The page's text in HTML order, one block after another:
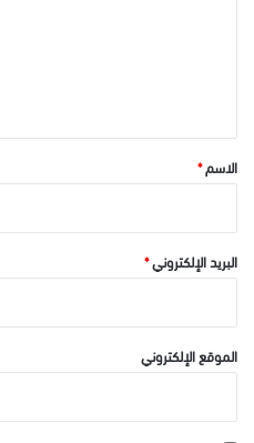
*الاسم*
البريد الإلكتروني*
الموقع الإلكتروني